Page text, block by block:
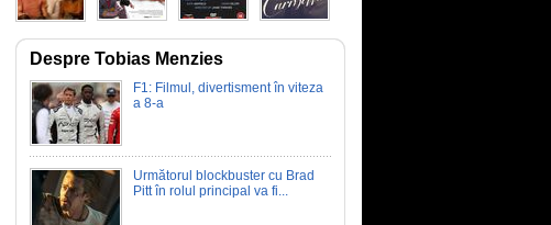
Despre Tobias Menzies
F1: Filmul, divertisment în viteza
a 8-a
Următorul blockbuster cu Brad
Pitt în rolul principal va fi...